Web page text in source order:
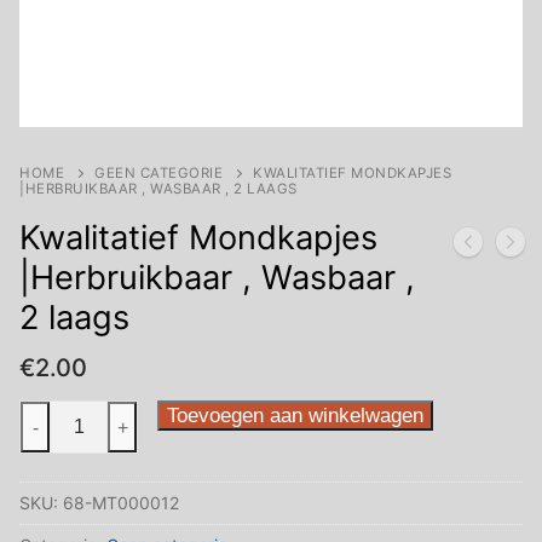
HOME GEEN CATEGORIE
KWALITATIEF MONDKAPJES
|HERBRUIKBAAR , WASBAAR , 2 LAAGS
Kwalitatief Mondkapjes
|Herbruikbaar , Wasbaar ,
2 laags
€2.00
Kwalitatief
Mondkapjes
,
Wasbaar
- + Toevoegen aan winkelwagen
SKU: 68-MT000012